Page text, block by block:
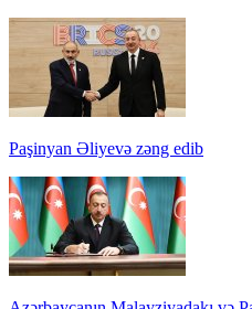
Paşinyan Əliyevə zəng edib